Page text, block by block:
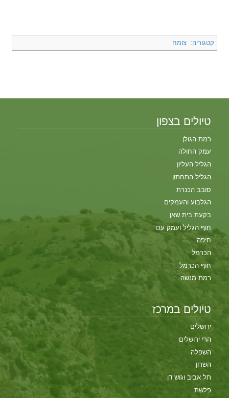
קטגוריה: צומח
טיולים בצפון
רמת הגולן
עמק החולה
הגליל העליון
הגליל התחתון
סובב הכנרת
הגלבוע והעמקים
בקעת בית שאן
חוף הגליל ועמק עכו
חיפה
הכרמל
חוף הכרמל
רמת מנשה
טיולים במרכז
ירושלים
הרי ירושלים
השפלה
השרון
תל אביב וגוש דן
פלשת